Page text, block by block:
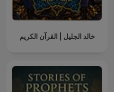
خالد الجليل | القرآن الكريم